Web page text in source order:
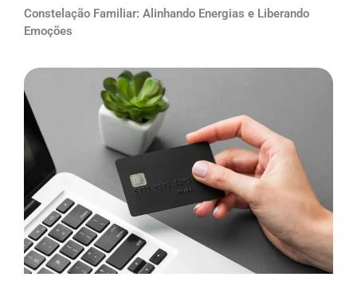
Constelação Familiar: Alinhando Energias e Liberando
Emoções